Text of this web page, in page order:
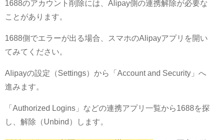
1688のアカウント削除には、Alipay側の連携解除が必要な
ことがあります。
1688側でエラーが出る場合、スマホのAlipayアプリを開い
てみてください。
Alipayの設定（Settings）から「Account and Security」へ
進みます。
「Authorized Logins」などの連携アプリ一覧から1688を探
し、解除（Unbind）します。